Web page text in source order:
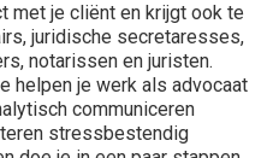
met je cliënt en krijgt ook te
juridische secretaresses,
notarissen en juristen.
helpen je werk als advocaat
communiceren
stressbestendig